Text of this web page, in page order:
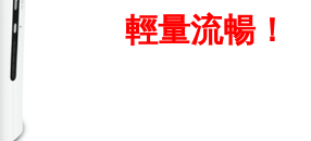
輕量流暢！